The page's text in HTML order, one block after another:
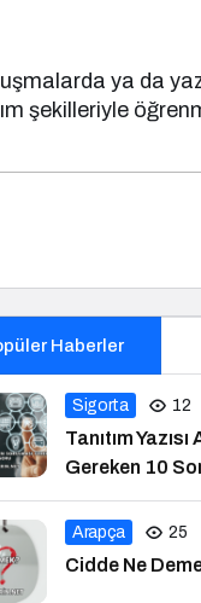
şekilleriyle
Haberler
Sigorta 12
Tanıtım
Gereken 10
Arapça 25
Cidde Ne